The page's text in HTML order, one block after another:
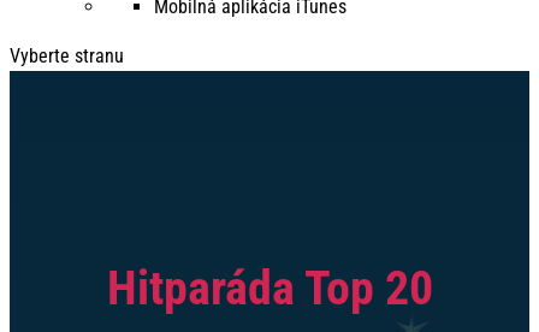
Mobilná aplikácia iTunes
Vyberte stranu
Hitparáda Top 20